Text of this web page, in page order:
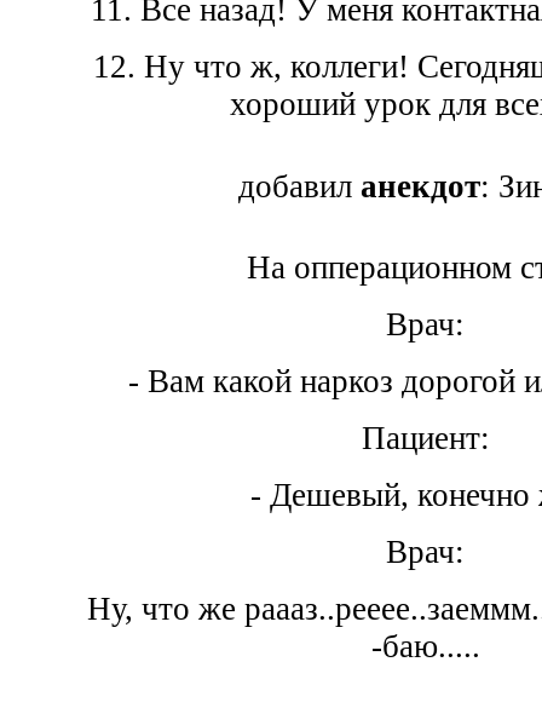
11. Все назад! У меня
12. Ну что ж, коллеги!
хороший урок для
добавил анекдот:
На опперационном
Врач:
- Вам какой наркоз дорогой
Пациент:
- Дешевый, конечно
Врач:
Ну, что же
-баю.....